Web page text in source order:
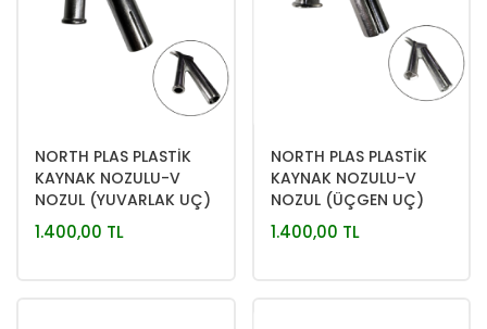
NORTH PLAS PLASTİK
KAYNAK NOZULU-V
NOZUL (YUVARLAK UÇ)
1.400,00 TL
NORTH PLAS PLASTİK
KAYNAK NOZULU-V
NOZUL (ÜÇGEN UÇ)
1.400,00 TL